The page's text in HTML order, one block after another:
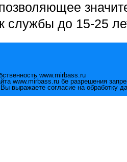
службы до 15-25
www.mirbass.ru
www.mirbass.ru бе разрешения
выражаете согласие на обработку